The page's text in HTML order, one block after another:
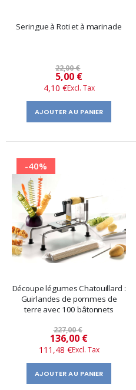
Seringue à Roti et à marinade
22,00 €
Prix
​​
spécial
5,00 €
4,10 €
AJOUTER AU PANIER
-40%
Découpe légumes Chatouillard :
Guirlandes de pommes de
terre avec 100 bâtonnets
227,00 €
Prix
spécial
136,00 €
111,48 €
AJOUTER AU PANIER